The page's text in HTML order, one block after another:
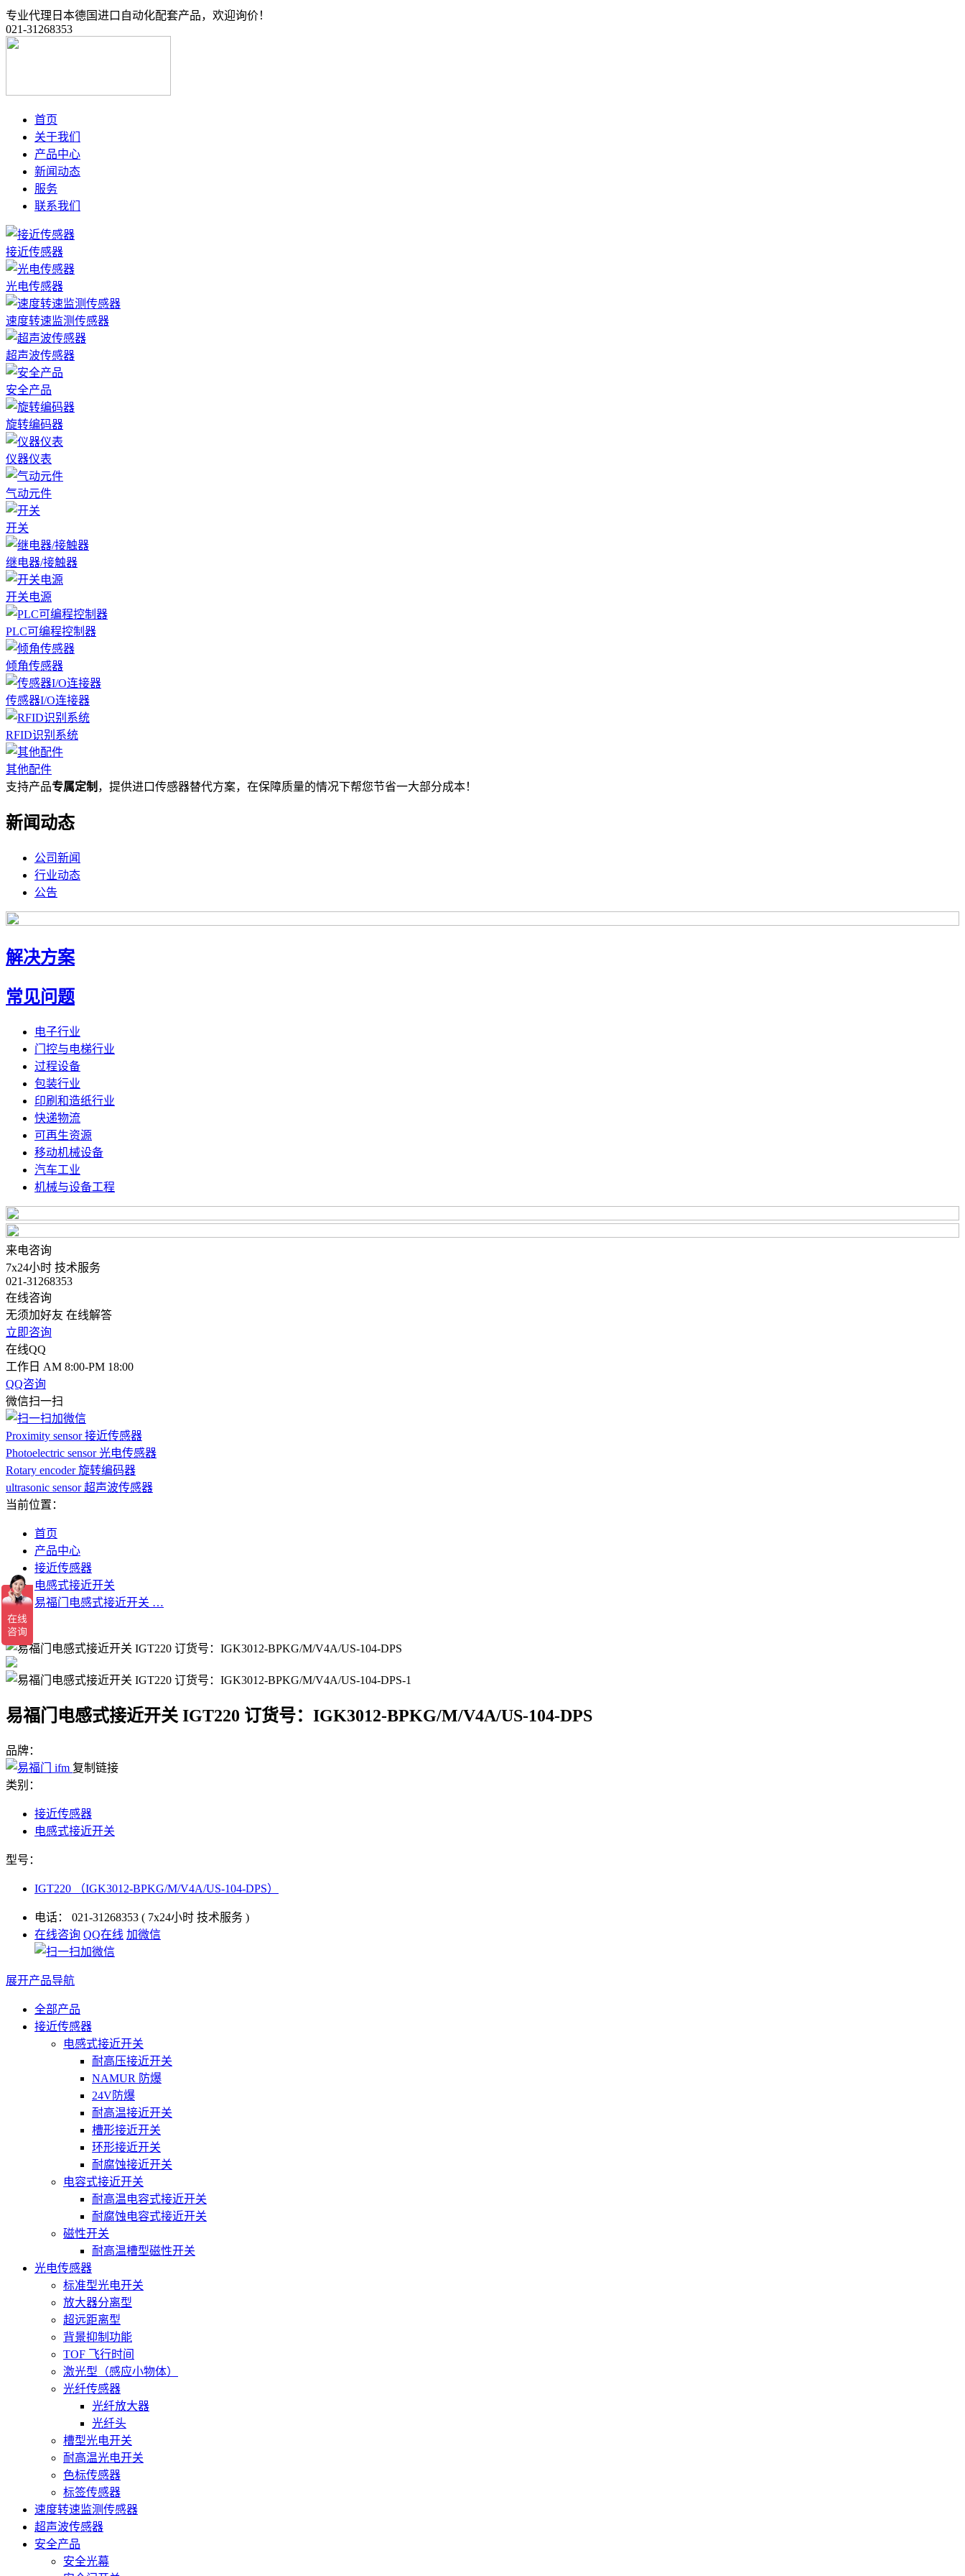
专业代理日本德国进口自动化配套产品，欢迎询价！
021-31268353
首页
关于我们
产品中心
新闻动态
服务
联系我们
接近传感器
光电传感器
速度转速监测传感器
超声波传感器
安全产品
旋转编码器
仪器仪表
气动元件
开关
继电器/接触器
开关电源
PLC可编程控制器
倾角传感器
传感器I/O连接器
RFID识别系统
其他配件
支持产品专属定制 ，提供进口传感器替代方案，在保障质量的情况下帮您节省一大部分成本！
新闻动态
公司新闻
行业动态
公告
解决方案
常见问题
电子行业
门控与电梯行业
过程设备
包装行业
印刷和造纸行业
快递物流
可再生资源
移动机械设备
汽车工业
机械与设备工程
来电咨询
7x24小时 技术服务
021-31268353
在线咨询
无须加好友 在线解答
立即咨询
在线QQ
工作日 AM 8:00-PM 18:00
QQ咨询
微信扫一扫
Proximity sensor 接近传感器
Photoelectric sensor 光电传感器
Rotary encoder 旋转编码器
ultrasonic sensor 超声波传感器
当前位置：
首页
产品中心
接近传感器
电感式接近开关
易福门电感式接近开关 …
返回
易福门电感式接近开关 IGT220 订货号：IGK3012-BPKG/M/V4A/US-104-DPS
品牌：
复制链接
类别：
接近传感器
电感式接近开关
型号：
IGT220 （IGK3012-BPKG/M/V4A/US-104-DPS）
电话： 021-31268353 ( 7x24小时 技术服务 )
在线咨询 QQ在线 加微信
展开产品导航
全部产品
接近传感器
电感式接近开关
耐高压接近开关
NAMUR 防爆
24V防爆
耐高温接近开关
槽形接近开关
环形接近开关
耐腐蚀接近开关
电容式接近开关
耐高温电容式接近开关
耐腐蚀电容式接近开关
磁性开关
耐高温槽型磁性开关
光电传感器
标准型光电开关
放大器分离型
超远距离型
背景抑制功能
TOF 飞行时间
激光型（感应小物体）
光纤传感器
光纤放大器
光纤头
槽型光电开关
耐高温光电开关
色标传感器
标签传感器
速度转速监测传感器
超声波传感器
安全产品
安全光幕